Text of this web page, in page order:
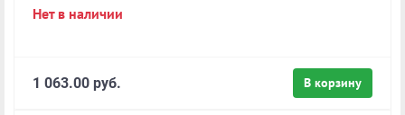
Нет в наличии
В корзину
1 063.00 руб.